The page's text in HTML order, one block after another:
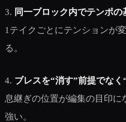
3. 同一ブロック内でテンポの
1テイクごとにテンションが
る。
4. ブレスを“消す”前提でな
息継ぎの位置が編集の目印に
強い。